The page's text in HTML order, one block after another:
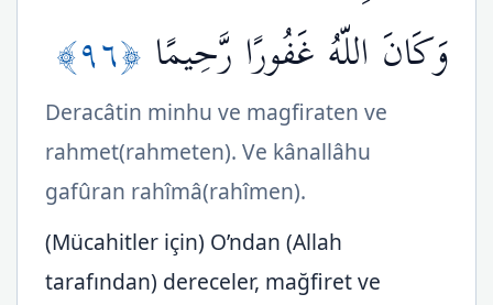
وَكَانَ اللّهُ غَفُورًا رَّحِيمًا ﴿٩٦﴾
Deracâtin minhu ve magfiraten ve
rahmet(rahmeten). Ve kânallâhu
gafûran rahîmâ(rahîmen).
(Mücahitler için) O’ndan (Allah
tarafından) dereceler, mağfiret ve